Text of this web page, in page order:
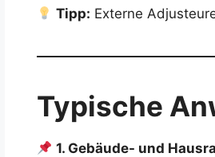
Tipp: Externe
Typische
1. Gebäude- und